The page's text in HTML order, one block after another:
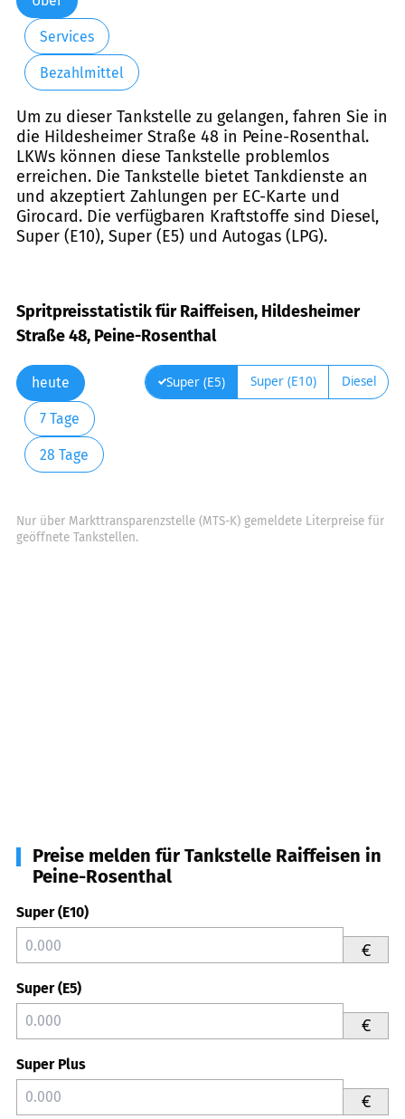
Services
Bezahlmittel
Um zu dieser Tankstelle zu gelangen, fahren Sie in
die Hildesheimer Straße 48 in Peine-Rosenthal.
LKWs können diese Tankstelle problemlos
erreichen. Die Tankstelle bietet Tankdienste an
und akzeptiert Zahlungen per EC-Karte und
Girocard. Die verfügbaren Kraftstoffe sind Diesel,
Super (E10), Super (E5) und Autogas (LPG).
Spritpreisstatistik für Raiffeisen, Hildesheimer
Straße 48, Peine-Rosenthal
heute
7 Tage
28 Tage
Super (E5) Super (E10) Diesel
Nur über Markttransparenzstelle (MTS-K) gemeldete Literpreise für
geöffnete Tankstellen.
Preise melden für Tankstelle Raiffeisen in
Peine-Rosenthal
Super (E10)
€
Super (E5)
€
Super Plus
€